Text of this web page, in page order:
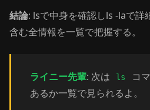
結論: lsで中身を確認しls -laで詳
含む全情報を一覧で把握する。
ライニー先輩: 次は ls
コ
あるか一覧で見られるよ。